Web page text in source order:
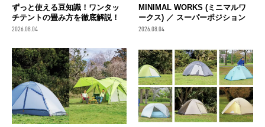
ずっと使える豆知識！ワンタッ
チテントの畳み方を徹底解説！
2026.08.04
MINIMAL WORKS (ミニマルワ
ークス) ／ スーパーポジション
2026.08.04